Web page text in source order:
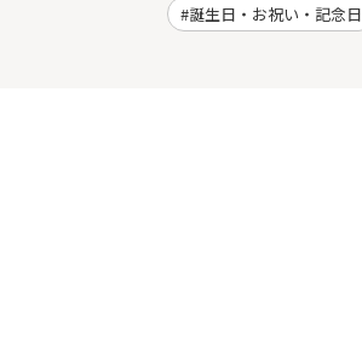
誕生日・お祝い・記念日